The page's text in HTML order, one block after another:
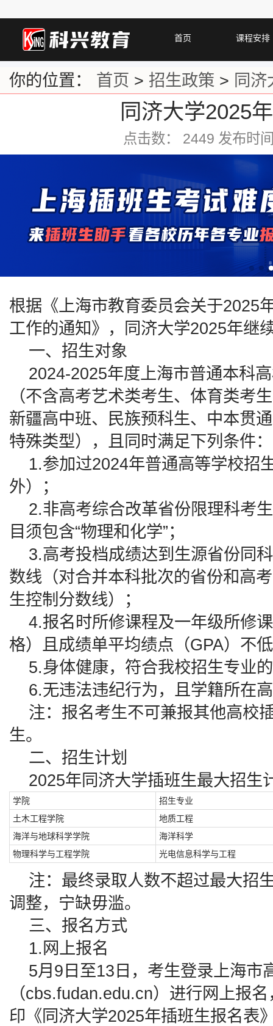
首页 课程安排
你的位置： 首页 > 招生政策 > 同济
同济大学2025
点击数： 2449 发布时
根据《上海市教育委员会关于2025
工作的通知》，同济大学2025年继
一、招生对象
2024-2025年度上海市普通本科
（不含高考艺术类考生、体育类考
新疆高中班、民族预科生、中本贯
特殊类型），且同时满足下列条件：
1.参加过2024年普通高等学校招
外）；
2.非高考综合改革省份限理科考
目须包含“物理和化学”；
3.高考投档成绩达到生源省份同
数线（对合并本科批次的省份和高
生控制分数线）；
4.报名时所修课程及一年级所修
格）且成绩单平均绩点（GPA）不
5.身体健康，符合我校招生专业
6.无违法违纪行为，且学籍所在
注：报名考生不可兼报其他高校
生。
二、招生计划
2025年同济大学插班生最大招生
学院
招生专业
土木工程学院
地质工程
海洋与地球科学学院
海洋科学
物理科学与工程学院
光电信息科学与工程
注：最终录取人数不超过最大招
调整，宁缺毋滥。
三、报名方式
1.网上报名
5月9日至13日，考生登录上海市
（cbs.fudan.edu.cn）进行网上报
印《同济大学2025年插班生报名表